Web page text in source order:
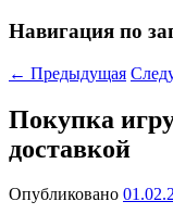
Навигация по
← Предыдущая
Покупка
доставкой
Опубликовано